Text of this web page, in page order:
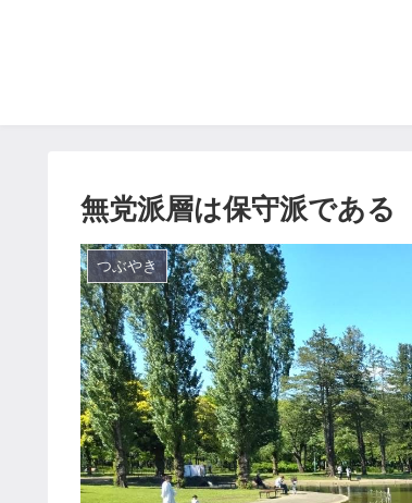
無党派層は保守派である
つぶやき